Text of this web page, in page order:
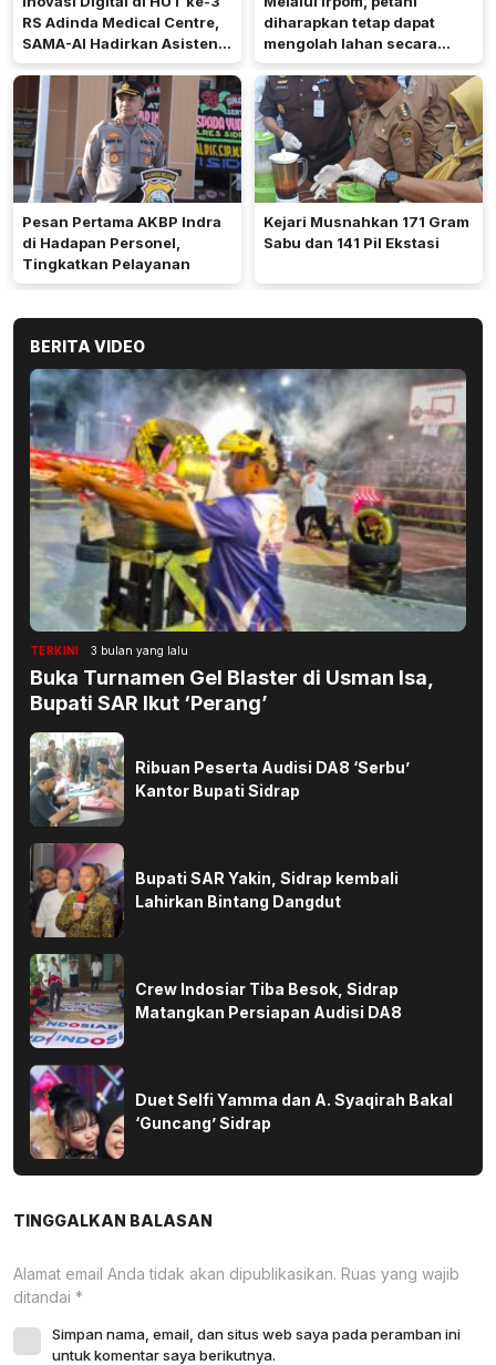
RS Adinda Medical Centre,
SAMA-AI Hadirkan Asisten
Gizi Berbasis AI
diharapkan tetap dapat
mengolah lahan secara
optimal meski di tengah
keterbatasan air.
Pesan Pertama AKBP Indra
di Hadapan Personel,
Tingkatkan Pelayanan
Kejari Musnahkan 171 Gram
Sabu dan 141 Pil Ekstasi
BERITA VIDEO
TERKINI 3 bulan yang lalu
Buka Turnamen Gel Blaster di Usman Isa,
Bupati SAR Ikut ‘Perang’
Ribuan Peserta Audisi DA8 ‘Serbu’
Kantor Bupati Sidrap
Bupati SAR Yakin, Sidrap kembali
Lahirkan Bintang Dangdut
Crew Indosiar Tiba Besok, Sidrap
Matangkan Persiapan Audisi DA8
Duet Selfi Yamma dan A. Syaqirah Bakal
‘Guncang’ Sidrap
TINGGALKAN BALASAN
Alamat email Anda tidak akan dipublikasikan. Ruas yang wajib
ditandai *
Simpan nama, email, dan situs web saya pada peramban ini
untuk komentar saya berikutnya.